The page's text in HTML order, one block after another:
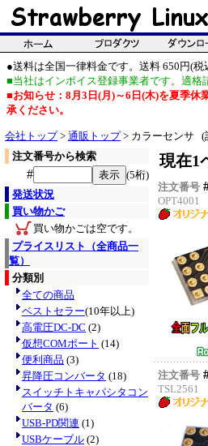
●送料は全国一律料金です。送料 650円(
■当社はインボイス登録事業者です。適格
■お知らせ：8月3日(月)～6日(木)を夏季休
承ください。
会社トップ> 通販トップ> カラーセンサ (
注文番号から検索
#
(5桁)
発送状況
買い物かご
買い物かごは空です。
プライスリスト（全商品一
覧）
分類別
全ての商品
ベストセラー(10年以上)
高電圧DC-DC (2)
仮想COMポート (14)
便利商品 (3)
昇降圧コンバータ (18)
スイッチトキャパシタコン
バータ (6)
USB-PD関連 (1)
USBケーブル (2)
現在1
注文番号
OPT4001
注文番号
TSL2561